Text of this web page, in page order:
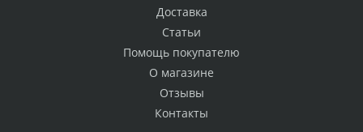
Доставка
Статьи
Помощь покупателю
О магазине
Отзывы
Контакты